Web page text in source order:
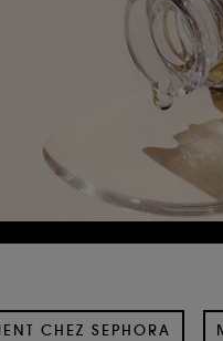
CHEZ SEPHORA